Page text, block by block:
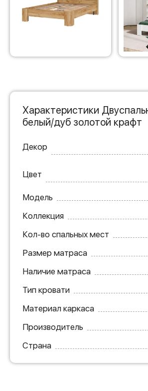
Характеристики
белый/дуб золотой крафт
Декор
Цвет
Модель
Коллекция
Кол-во спальных мест
Размер матраса
Наличие матраса
Тип кровати
Материал каркаса
Производитель
Страна